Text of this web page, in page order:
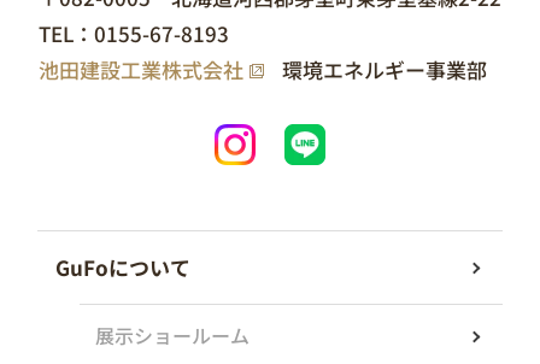
TEL： 0155-67-8193
池田建設工業株式会社
環境エネルギー事業部
GuFoについて
展示ショールーム